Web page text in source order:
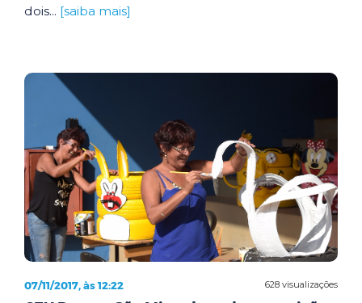
dois... [saiba mais]
628 visualizações
07/11/2017, às 12:22